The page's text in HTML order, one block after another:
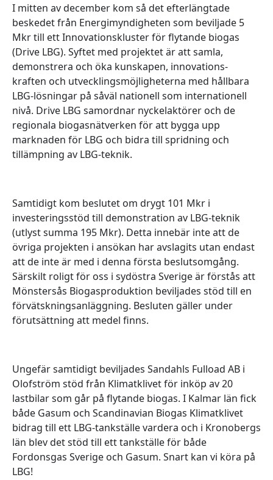
I mitten av december kom så det efterlängtade
beskedet från Energimyndigheten som beviljade 5
Mkr till ett Innovationskluster för flytande biogas
(Drive LBG). Syftet med projektet är att samla,
demonstrera och öka kunskapen, innovations-
kraften och utvecklingsmöjligheterna med hållbara
LBG-lösningar på såväl nationell som internationell
nivå. Drive LBG samordnar nyckelaktörer och de
regionala biogasnätverken för att bygga upp
marknaden för LBG och bidra till spridning och
tillämpning av LBG-teknik.
Samtidigt kom beslutet om drygt 101 Mkr i
investeringsstöd till demonstration av LBG-teknik
(utlyst summa 195 Mkr). Detta innebär inte att de
övriga projekten i ansökan har avslagits utan endast
att de inte är med i denna första beslutsomgång.
Särskilt roligt för oss i sydöstra Sverige är förstås att
Mönstersås Biogasproduktion beviljades stöd till en
förvätskningsanläggning. Besluten gäller under
förutsättning att medel finns.
Ungefär samtidigt beviljades Sandahls Fulload AB i
Olofström stöd från Klimatklivet för inköp av 20
lastbilar som går på flytande biogas. I Kalmar län fick
både Gasum och Scandinavian Biogas Klimatklivet
bidrag till ett LBG-tankställe vardera och i Kronobergs
län blev det stöd till ett tankställe för både
Fordonsgas Sverige och Gasum. Snart kan vi köra på
LBG!